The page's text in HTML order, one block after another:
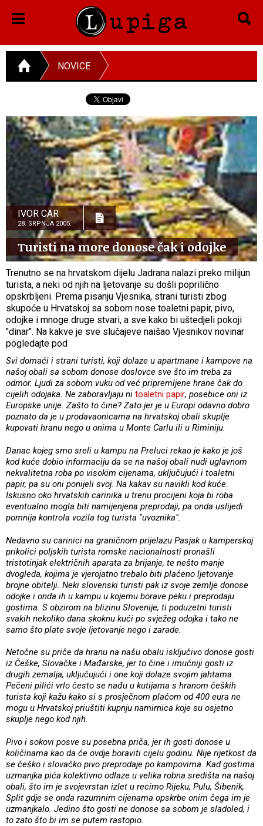
NOVICE
IVOR CAR
28. SRPNJA 2005.
Turisti na more donose čak i odojke
Trenutno se na hrvatskom dijelu Jadrana nalazi preko milijun
turista, a neki od njih na ljetovanje su došli poprilično
opskrbljeni. Prema pisanju Vjesnika, strani turisti zbog
skupoće u Hrvatskoj sa sobom nose toaletni papir, pivo,
odojke i mnoge druge stvari, a sve kako bi uštedjeli pokoji
"dinar". Na kakve je sve slučajeve naišao Vjesnikov novinar
pogledajte pod
Svi domaći i strani turisti, koji dolaze u apartmane i kampove na
našoj obali sa sobom donose doslovce sve što im treba za
odmor. Ljudi za sobom vuku od već pripremljene hrane čak do
cijelih odojaka. Ne zaboravljaju ni toaletni papir, posebice oni iz
Europske unije. Zašto to čine? Zato jer je u Europi odavno dobro
poznato da je u prodavaonicama na hrvatskoj obali skuplje
kupovati hranu nego u onima u Monte Carlu ili u Riminiju.
Danac kojeg smo sreli u kampu na Preluci rekao je kako je još
kod kuće dobio informaciju da se na našoj obali nudi uglavnom
nekvalitetna roba po visokim cijenama, uključujući i toaletni
papir, pa su oni ponijeli svoj. Na kakav su navikli kod kuće.
Iskusno oko hrvatskih carinika u trenu procijeni koja bi roba
eventualno mogla biti namijenjena preprodaji, pa onda uslijedi
pomnija kontrola vozila tog turista "uvoznika".
Nedavno su carinici na graničnom prijelazu Pasjak u kamperskoj
prikolici poljskih turista romske nacionalnosti pronašli
tristotinjak električnih aparata za brijanje, te nešto manje
dvogleda, kojima je vjerojatno trebalo biti plaćeno ljetovanje
brojne obitelji. Neki slovenski turisti pak iz svoje zemlje donose
odojke i onda ih u kampu u kojemu borave peku i preprodaju
gostima. S obzirom na blizinu Slovenije, ti poduzetni turisti
svakih nekoliko dana skoknu kući po svježeg odojka i tako ne
samo što plate svoje ljetovanje nego i zarade.
Netočne su priče da hranu na našu obalu isključivo donose gosti
iz Češke, Slovačke i Mađarske, jer to čine i imućniji gosti iz
drugih zemalja, uključujući i one koji dolaze svojim jahtama.
Pečeni pilići vrlo često se nađu u kutijama s hranom čeških
turista koji kažu kako si s prosječnom plaćom od 400 eura ne
mogu u Hrvatskoj priuštiti kupnju namirnica koje su osjetno
skuplje nego kod njih.
Pivo i sokovi posve su posebna priča, jer ih gosti donose u
količinama kao da će ovdje boraviti cijelu godinu. Nije rijetkost da
se češko i slovačko pivo preprodaje po kampovima. Kad gostima
uzmanjka pića kolektivno odlaze u velika robna središta na našoj
obali, što im je svojevrstan izlet u recimo Rijeku, Pulu, Šibenik,
Split gdje se onda razumnim cijenama opskrbe onim čega im je
uzmanjkalo. Jedino što gosti ne donose sa sobom je sladoled, i
to zato što bi im se putem rastopio.